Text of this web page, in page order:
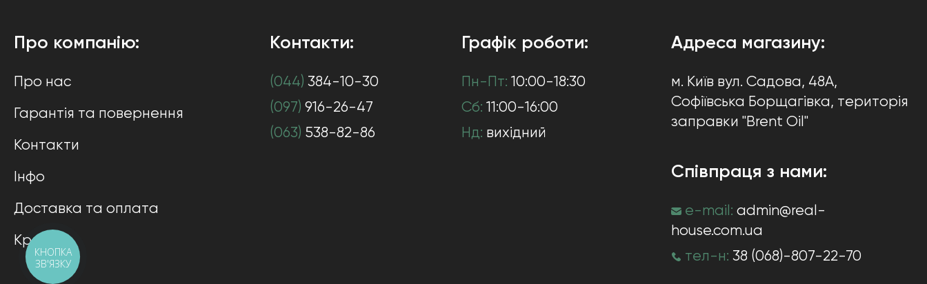
Про компанію:
Про нас
Гарантія та повернення
Контакти
Інфо
Доставка та оплата
Кредит
Контакти:
(044) 384-10-30
(097) 916-26-47
(063) 538-82-86
Графік роботи:
Пн-Пт: 10:00-18:30
Сб: 11:00-16:00
Нд: вихідний
Адреса магазину:
м. Київ вул. Садова, 48А,
Софіївська Борщагівка, територія
заправки "Brent Oil"
Співпраця з нами:
e-mail: admin@real-
house.com.ua
тел-н: 38 (068)-807-22-70
КНОПКА
ЗВ'ЯЗКУ